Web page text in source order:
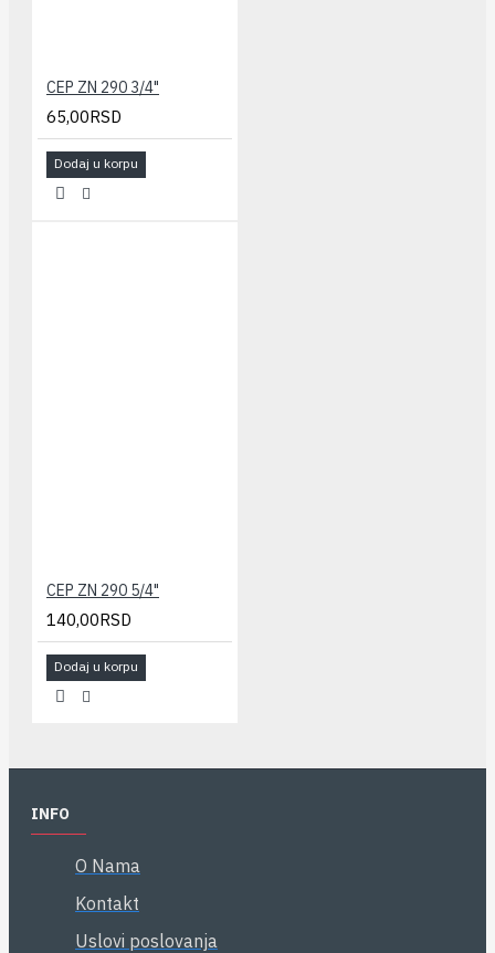
CEP ZN 290 3/4"
65,00RSD
Dodaj u korpu
CEP ZN 290 5/4"
140,00RSD
Dodaj u korpu
INFO
O Nama
Kontakt
Uslovi poslovanja